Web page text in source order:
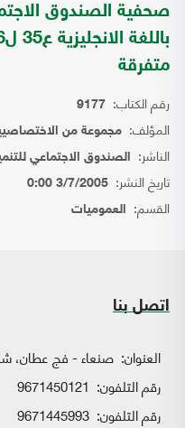
صحفية الصندوق
متفرقة
رقم الكتاب: 9177
المؤلف: مجموعة من
الناشر: الصندوق الاجتماعي
تاريخ النشر: 3/7/2005 0:00
القسم: العموميات
اتصل بنا
العنوان: صنعاء - فج عطان،
رقم التلفون: 9671450121
رقم التلفون: 9671445993